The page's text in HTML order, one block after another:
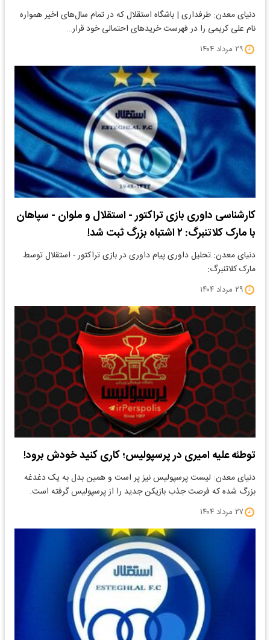
دنیای معدن: طرفداری | باشگاه استقلال که در تمام سال‌های اخیر همواره
نام علی کریمی را در فهرست خریدهای احتمالی خود قرار…
۲۹ مرداد ۱۴۰۴
کارشناسی داوری بازی تراکتور - استقلال و ملوان - سپاهان
با مارک کلاتنبرگ: ۲ اشتباه بزرگ ثبت شد!
دنیای معدن: ​تحلیل داوری پیام داوری در بازی تراکتور - استقلال توسط
مارک کلاتنبرگ:
۲۹ مرداد ۱۴۰۴
توطئه علیه امیری در پرسپولیس؛ کاری کنید خودش برود!
دنیای معدن: لیست پرسپولیس نیز پر است و همین بدل به یک دغدغه
بزرگ شده که فرصت جذب بازیکن جدید را از پرسپولیس گرفته است.
۲۷ مرداد ۱۴۰۴